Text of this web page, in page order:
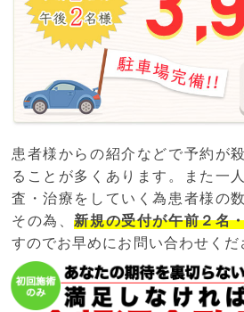
患者様からの紹介などで予約が
ることが多くあります。また一
査・治療をしていく為患者様の
その為、新規の受付が午前２名
すのでお早めにお問い合わせくだ